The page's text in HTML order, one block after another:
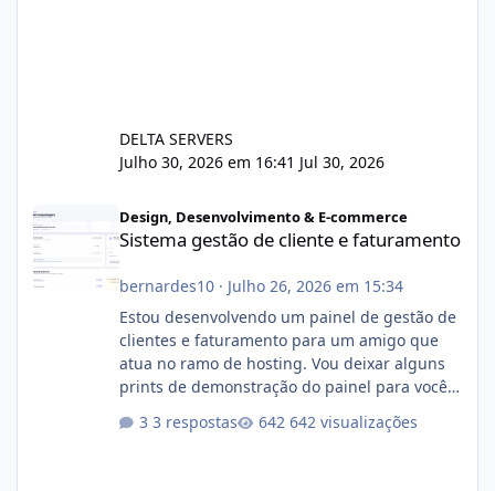
DELTA SERVERS
Julho 30, 2026 em 16:41 Jul 30, 2026
Design, Desenvolvimento & E-commerce
Sistema gestão de cliente e faturamento
bernardes10· Julho 26, 2026 em 15:34
Estou desenvolvendo um painel de gestão de
clientes e faturamento para um amigo que
atua no ramo de hosting. Vou deixar alguns
prints de demonstração do painel para vocês
com cerca de 80% concluído e conta com
3 respostas 642 visualizações